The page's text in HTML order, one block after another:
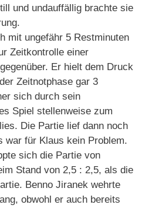
und undauffällig brachte sie
mit ungefähr 5 Restminuten
Zeitkontrolle einer
Er hielt dem Druck
Zeitnotphase gar 3
sich durch sein
Spiel stellenweise zum
Die Partie lief dann noch
war für Klaus kein Problem.
sich die Partie von
Stand von 2,5 : 2,5, als die
Benno Jiranek wehrte
obwohl er auch bereits